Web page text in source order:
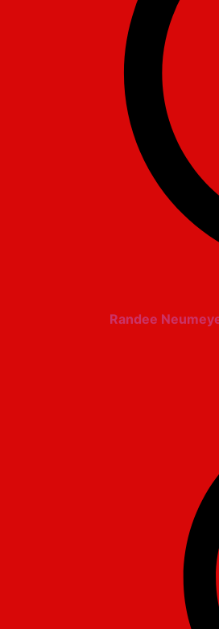
Randee